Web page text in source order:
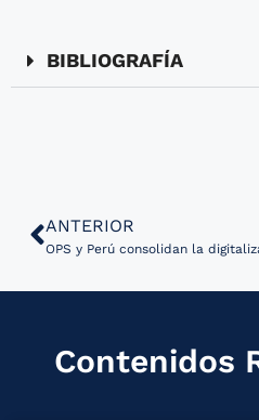
BIBLIOGRAFÍA
ANTERIOR
Contenidos